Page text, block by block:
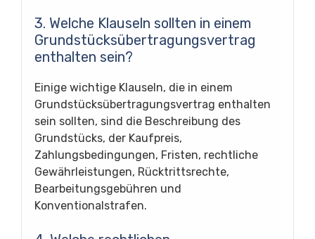
3. Welche Klauseln sollten in einem
Grundstücksübertragungsvertrag
enthalten sein?
Einige wichtige Klauseln, die in einem
Grundstücksübertragungsvertrag enthalten
sein sollten, sind die Beschreibung des
Grundstücks, der Kaufpreis,
Zahlungsbedingungen, Fristen, rechtliche
Gewährleistungen, Rücktrittsrechte,
Bearbeitungsgebühren und
Konventionalstrafen.